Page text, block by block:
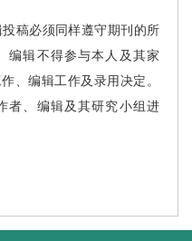
稿必须同样遵守期刊的所
编辑不得参与本人及其家
、编辑工作及录用决定。
者、编辑及其研究小组进